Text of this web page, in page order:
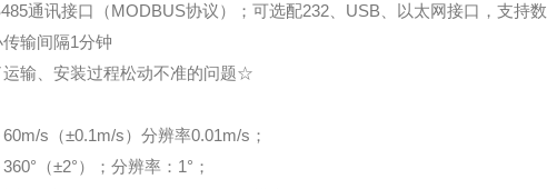
通讯接口（MODBUS协议）；可选配232、USB、以太网接口，支持
输间隔1分钟
输、安装过程松动不准的问题☆
s（±0.1m/s）分辨率0.01m/s；
（±2°）；分辨率：1°；